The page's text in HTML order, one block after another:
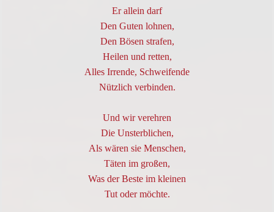
Er allein darf
Den Guten lohnen,
Den Bösen strafen,
Heilen und retten,
Alles Irrende, Schweifende
Nützlich verbinden.
Und wir verehren
Die Unsterblichen,
Als wären sie Menschen,
Täten im großen,
Was der Beste im kleinen
Tut oder möchte.